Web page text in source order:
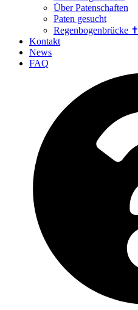
Über Patenschaften
Paten gesucht
Regenbogenbrücke ✝
Kontakt
News
FAQ